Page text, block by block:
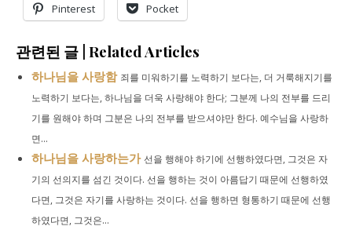
Pinterest Pocket
관련된 글 | Related Articles
하나님을 사랑함 죄를 미워하기를 노력하기 보다는, 더 거룩해지기를
노력하기 보다는, 하나님을 더욱 사랑해야 한다; 그분께 나의 전부를 드리
기를 원해야 하며 그분은 나의 전부를 받으셔야만 한다. 예수님을 사랑하
면...
하나님을 사랑하는가 선을 행해야 하기에 선행하였다면, 그것은 자
기의 선의지를 섬긴 것이다. 선을 행하는 것이 아름답기 때문에 선행하였
다면, 그것은 자기를 사랑하는 것이다. 선을 행하면 형통하기 때문에 선행
하였다면, 그것은...